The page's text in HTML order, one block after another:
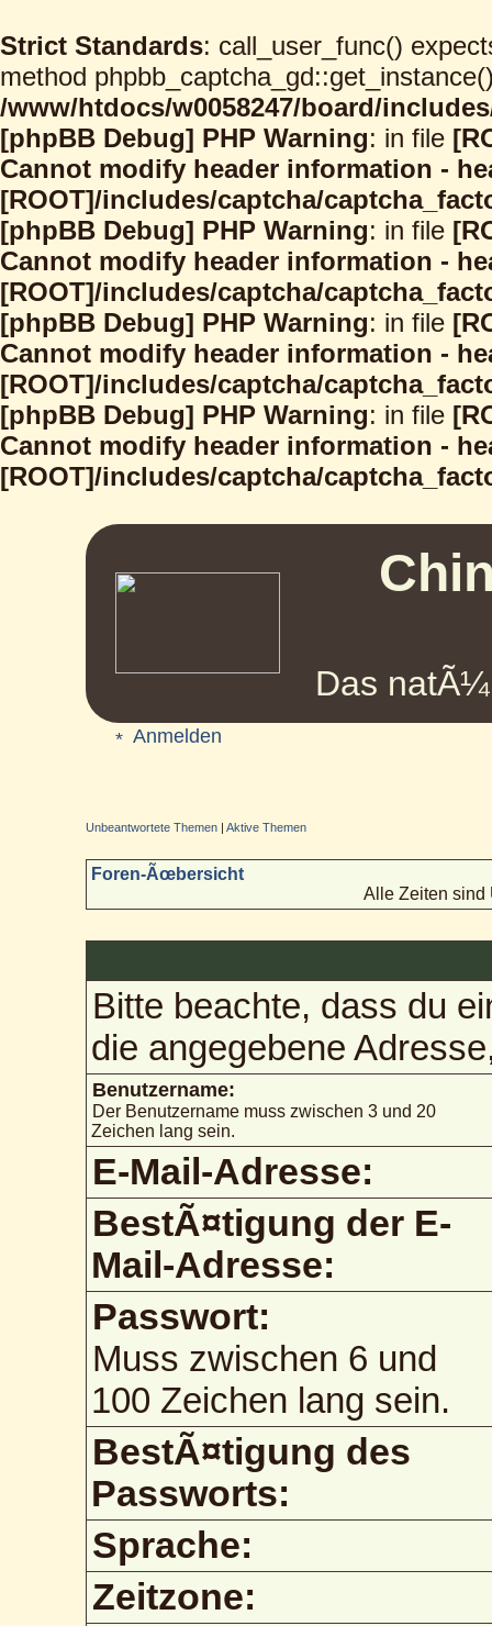
Strict Standards: call_user_func()
method
/www/htdocs/w0058247/board/
[phpBB Debug] PHP Warning: in file
Cannot modify header information -
[ROOT]/includes/captcha/
[phpBB Debug] PHP Warning: in file
Cannot modify header information -
[ROOT]/includes/captcha/
[phpBB Debug] PHP Warning: in file
Cannot modify header information -
[ROOT]/includes/captcha/
[phpBB Debug] PHP Warning: in file
Cannot modify header information -
[ROOT]/includes/captcha/
Das
Anmelden
Unbeantwortete Themen |Aktive Themen
Foren-Ãœbersicht
Alle Zeiten sind
Bitte beachte, dass du
die angegebene
Benutzername:
Der Benutzername muss zwischen 3 und 20
Zeichen lang sein.
E-Mail-Adresse:
BestÃ¤tigung der E-
Mail-Adresse:
Passwort:
Muss zwischen 6 und
100 Zeichen lang sein.
BestÃ¤tigung des
Passworts:
Sprache:
Zeitzone: